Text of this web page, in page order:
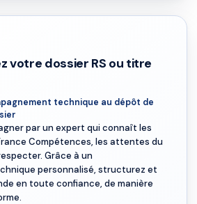
votre dossier RS ou titre
technique au dépôt de
par un expert qui connaît les
Compétences, les attentes du
Grâce à un
personnalisé, structurez et
en toute confiance, de manière